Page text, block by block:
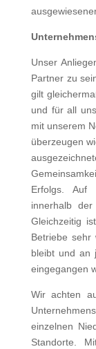
Unser
Partner zu
gilt
und für all
mit unserem
überzeugen
Erfolgs. Auf
innerhalb
Gleichzeitig
Betriebe sehr
bleibt und an
eingegangen
Wir achten
einzelnen
Standorte.